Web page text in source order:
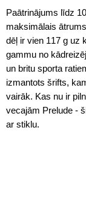
Paātrinājums līdz
maksimālais
dēļ ir vien 117 g uz
gammu no
un britu sporta
izmantots šrifts,
vairāk. Kas nu ir
vecajām Prelude -
ar stiklu.